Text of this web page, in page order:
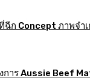
ฉีก Concept ภาพจำเ
การ Aussie Beef